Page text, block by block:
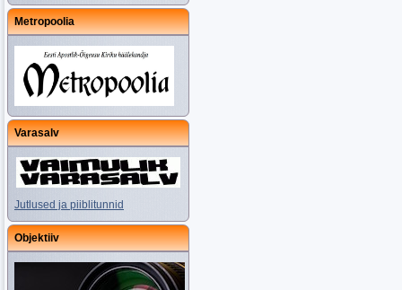
Metropoolia
Varasalv
Jutlused ja piiblitunnid
Objektiiv